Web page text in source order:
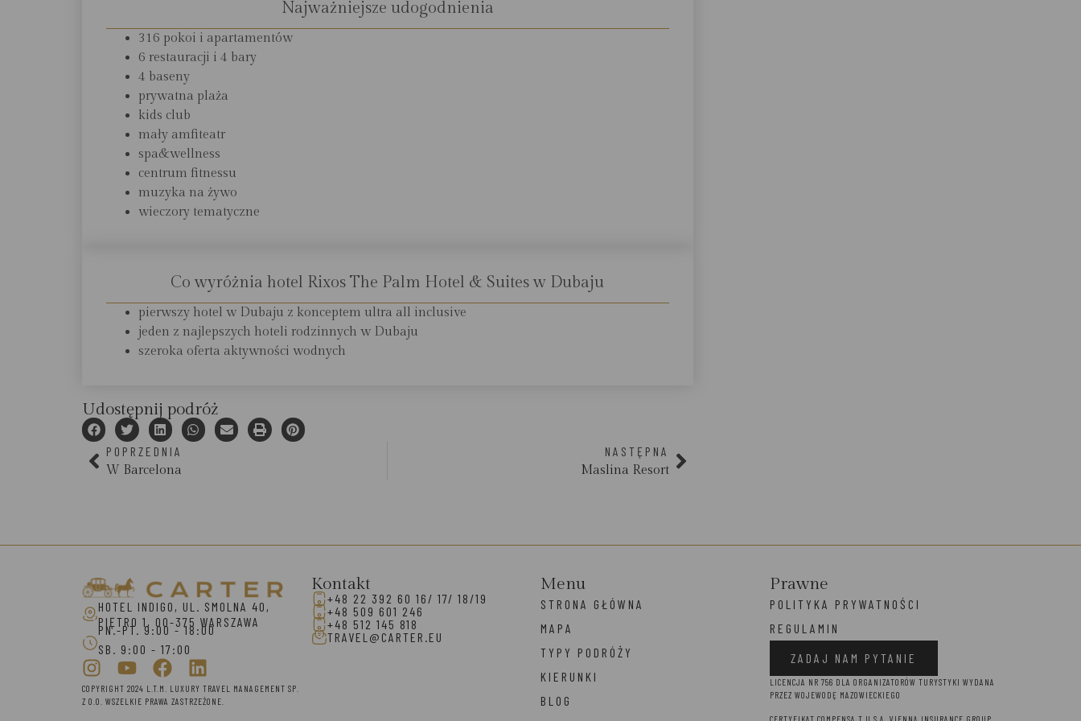
Najważniejsze udogodnienia
316 pokoi i apartamentów
6 restauracji i 4 bary
4 baseny
prywatna plaża
kids club
mały amfiteatr
spa&wellness
centrum fitnessu
muzyka na żywo
wieczory tematyczne
Co wyróżnia hotel Rixos The Palm Hotel & Suites w Dubaju
pierwszy hotel w Dubaju z konceptem ultra all inclusive
jeden z najlepszych hoteli rodzinnych w Dubaju
szeroka oferta aktywności wodnych
Udostępnij podróż
POPRZEDNIA
W Barcelona
NASTĘPNA
Maslina Resort
HOTEL INDIGO, UL. SMOLNA 40,
PIĘTRO 1, 00-375 WARSZAWA
PN.-PT. 9:00 - 18:00
SB. 9:00 - 17:00
COPYRIGHT 2024 L.T.M. LUXURY TRAVEL MANAGEMENT SP.
Z O.O. WSZELKIE PRAWA ZASTRZEŻONE.
Kontakt
+48 22 392 60 16/ 17/ 18/19
+48 509 601 246
+48 512 145 818
TRAVEL@CARTER.EU
Menu
STRONA GŁÓWNA
MAPA
TYPY PODRÓŻY
KIERUNKI
BLOG
Prawne
POLITYKA PRYWATNOŚCI
REGULAMIN
ZADAJ NAM PYTANIE
LICENCJA NR 756 DLA ORGANIZATORÓW TURYSTYKI WYDANA
PRZEZ WOJEWODĘ MAZOWIECKIEGO